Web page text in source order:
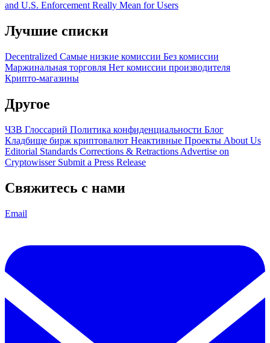
and U.S. Enforcement Really Mean for Users
Лучшие списки
Decentralized Самые низкие комиссии Без комиссии
Маржинальная торговля Нет комиссии производителя
Крипто-магазины
Другое
ЧЗВ Глоссарий Политика конфиденциальности Блог
Кладбище бирж криптовалют Неактивные Проекты About Us
Editorial Standards Corrections & Retractions Advertise on
Cryptowisser Submit a Press Release
Свяжитесь с нами
Email